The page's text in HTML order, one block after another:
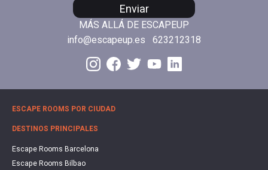
Enviar
MÁS ALLÁ DE ESCAPEUP
info@escapeup.es 623212318
ESCAPE ROOMS POR CIUDAD
DESTINOS PRINCIPALES
Escape Rooms Barcelona
Escape Rooms Bilbao